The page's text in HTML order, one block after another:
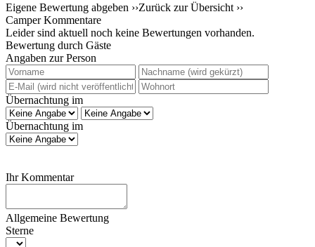
Eigene Bewertung abgeben ››Zurück zur Übersicht ››
Camper Kommentare
Leider sind aktuell noch keine Bewertungen vorhanden.
Bewertung durch Gäste
Angaben zur Person
Übernachtung im
Übernachtung im
Ihr Kommentar
Allgemeine Bewertung
Sterne